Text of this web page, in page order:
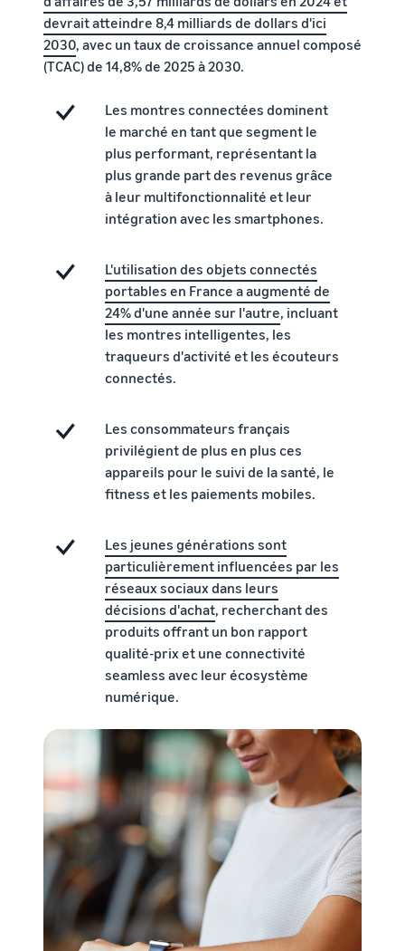
locale en
une
entreprise
prospère.
vraie, une
croissance
Pourriez-
vous être le
vos frais
d'expédition
pour vos
produits à
bas prix
Découvrez les
Amazon pour les
produits éligibles
dont le prix est
inférieur ou égal à
votre
marque
auprès
d'Amazon
à une suite
d'outils de
création de
marque et à
avantages de
à vendre
Trouvez votre
catégorie de produits
Comment vendre de la
nourriture pour
animaux en ligne
Développez votre
Comment vendre des
compléments
alimentaires en ligne
Développez vos ventes de
écouteurs en ligne
Vendez des écouteurs à des
clients du monde entier
Développez votre marque
devrait atteindre 8,4 milliards de dollars d'ici
2030, avec un taux de croissance annuel composé
(TCAC) de 14,8% de 2025 à 2030.
Les montres connectées dominent
le marché en tant que segment le
plus performant, représentant la
plus grande part des revenus grâce
à leur multifonctionnalité et leur
intégration avec les smartphones.
L'utilisation des objets connectés
portables en France a augmenté de
24% d'une année sur l'autre, incluant
les montres intelligentes, les
traqueurs d'activité et les écouteurs
connectés.
Les consommateurs français
privilégient de plus en plus ces
appareils pour le suivi de la santé, le
fitness et les paiements mobiles.
Les jeunes générations sont
particulièrement influencées par les
réseaux sociaux dans leurs
décisions d'achat, recherchant des
produits offrant un bon rapport
qualité-prix et une connectivité
seamless avec leur écosystème
numérique.